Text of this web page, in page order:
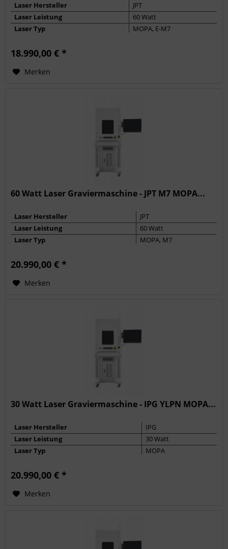
Laser Hersteller
JPT
Laser Leistung
60 Watt
Laser Typ
MOPA, E-M7
Pulsbreite
18.990,00 € *
Merken
60 Watt Laser Graviermaschine - JPT M7 MOPA...
Laser Hersteller
JPT
Laser Leistung
60 Watt
Laser Typ
MOPA, M7
Pulsbreite
20.990,00 € *
Merken
30 Watt Laser Graviermaschine - IPG YLPN MOPA...
Laser Hersteller
IPG
Laser Leistung
30 Watt
Laser Typ
MOPA
Pulsbreite
20.990,00 € *
Merken